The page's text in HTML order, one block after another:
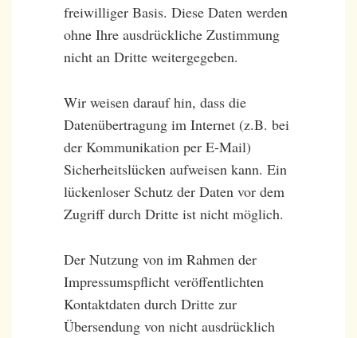
freiwilliger Basis. Diese Daten werden
ohne Ihre ausdrückliche Zustimmung
nicht an Dritte weitergegeben.
Wir weisen darauf hin, dass die
Datenübertragung im Internet (z.B. bei
der Kommunikation per E-Mail)
Sicherheitslücken aufweisen kann. Ein
lückenloser Schutz der Daten vor dem
Zugriff durch Dritte ist nicht möglich.
Der Nutzung von im Rahmen der
Impressumspflicht veröffentlichten
Kontaktdaten durch Dritte zur
Übersendung von nicht ausdrücklich